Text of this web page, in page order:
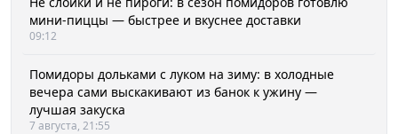
мини-пиццы — быстрее и вкуснее доставки
09:12
Помидоры дольками с луком на зиму: в холодные
вечера сами выскакивают из банок к ужину —
лучшая закуска
7 августа, 21:55